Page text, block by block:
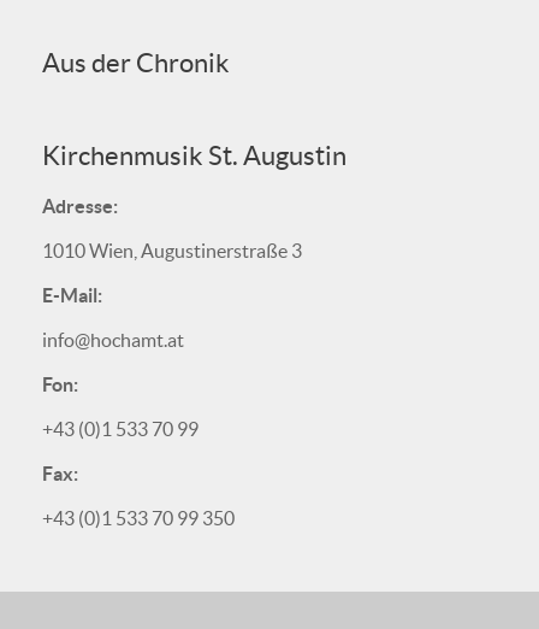
Aus der Chronik
Kirchenmusik St. Augustin
Adresse:
1010 Wien, Augustinerstraße 3
E-Mail:
info@hochamt.at
Fon:
+43 (0)1 533 70 99
Fax:
+43 (0)1 533 70 99 350